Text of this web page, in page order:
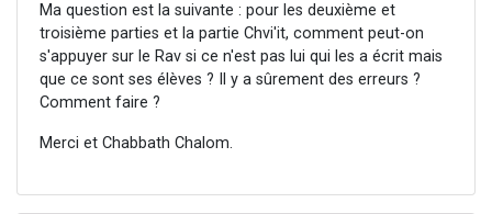
Ma question est la suivante : pour les deuxième et
troisième parties et la partie Chvi'it, comment peut-on
s'appuyer sur le Rav si ce n'est pas lui qui les a écrit mais
que ce sont ses élèves ? Il y a sûrement des erreurs ?
Comment faire ?
Merci et Chabbath Chalom.